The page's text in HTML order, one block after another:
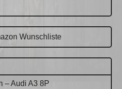
Wunschliste
– Audi A3 8P